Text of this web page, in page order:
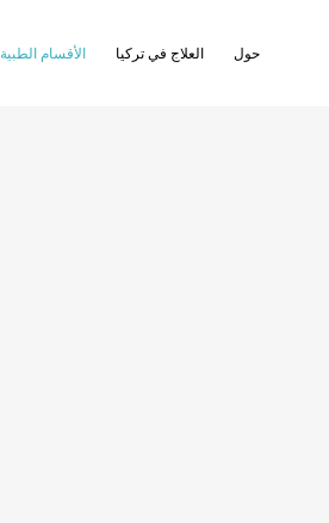
حول العلاج في تركيا الأقسام الطبية